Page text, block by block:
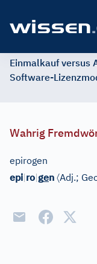
Einmalkauf versus
Software-
Wahrig
epirogen
epi|ro|gen 〈Adj.;